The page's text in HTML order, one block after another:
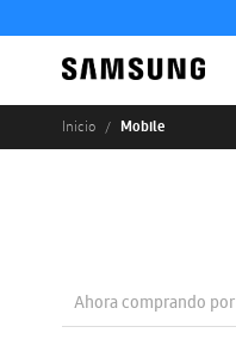
Inicio Mobile
Ahora comprando por